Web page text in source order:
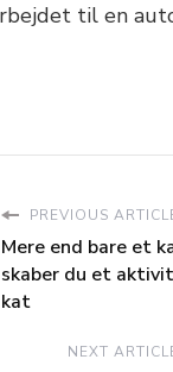
til en
PREVIOUS
Mere end bare et
skaber du et
kat
NEXT